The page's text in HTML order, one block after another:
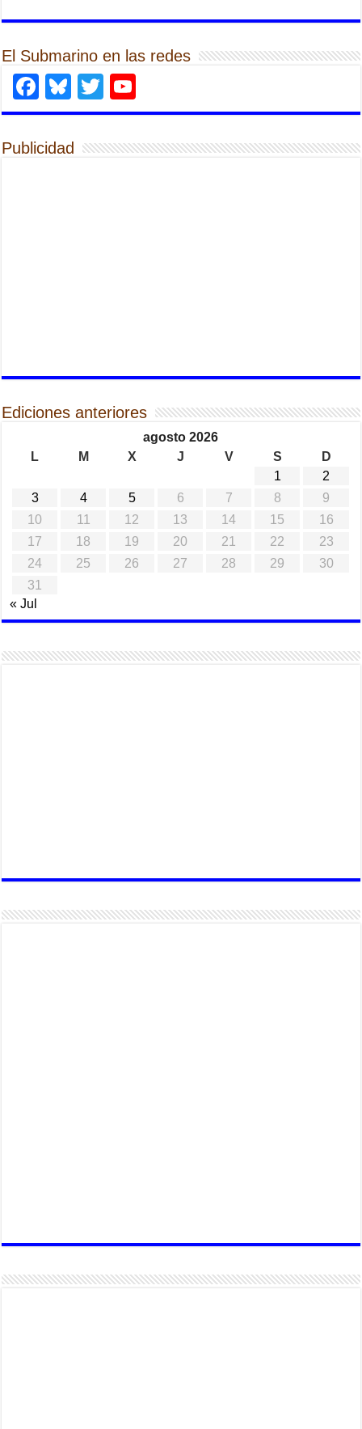
El Submarino en las redes
Facebook
Bluesky
Twitter
Publicidad
Ediciones anteriores
agosto 2026
L
M X J V S
D
1
2
3
4 5 6 7 8
9
10
11 12 13 14 15
16
17
18 19 20 21 22
23
24
25 26 27 28 29
30
31
« Jul